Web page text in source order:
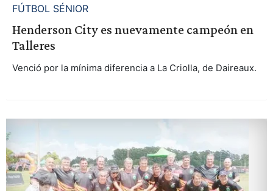
FÚTBOL SÉNIOR
Henderson City es nuevamente campeón en
Talleres
Venció por la mínima diferencia a La Criolla, de Daireaux.